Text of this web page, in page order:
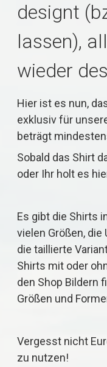
designt
lassen),
wieder
Hier ist es nun,
exklusiv für
beträgt
Sobald das Shirt
oder Ihr holt es
Es gibt die Shirts
vielen Größen, die
die taillierte
Shirts mit oder
den Shop Bildern
Größen und
Vergesst nicht
zu nutzen!